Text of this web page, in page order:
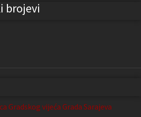
brojevi
Gradskog vijeća Grada Sarajeva